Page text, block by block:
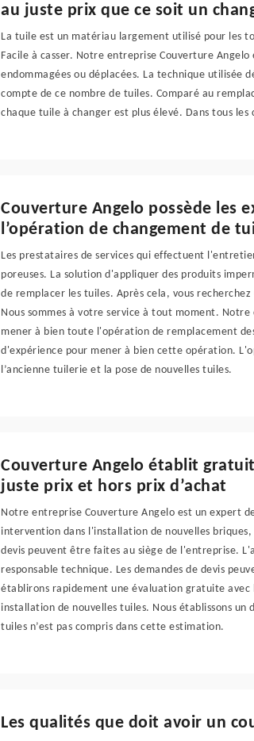
au juste prix que ce soit un
La tuile est un matériau largement utilisé pour les
Facile à casser. Notre entreprise Couverture
endommagées ou déplacées. La technique utilisée
compte de ce nombre de tuiles. Comparé au
chaque tuile à changer est plus élevé. Dans tous
Couverture Angelo possède les
l’opération de changement de
Les prestataires de services qui effectuent
poreuses. La solution d'appliquer des produits
de remplacer les tuiles. Après cela, vous
Nous sommes à votre service à tout moment.
mener à bien toute l'opération de remplacement
d'expérience pour mener à bien cette opération.
l’ancienne tuilerie et la pose de nouvelles tuiles.
Couverture Angelo établit
juste prix et hors prix d’achat
Notre entreprise Couverture Angelo est un expert
intervention dans l'installation de nouvelles
devis peuvent être faites au siège de l'entreprise.
responsable technique. Les demandes de devis
établirons rapidement une évaluation gratuite
installation de nouvelles tuiles. Nous établissons
tuiles n’est pas compris dans cette estimation.
Les qualités que doit avoir un